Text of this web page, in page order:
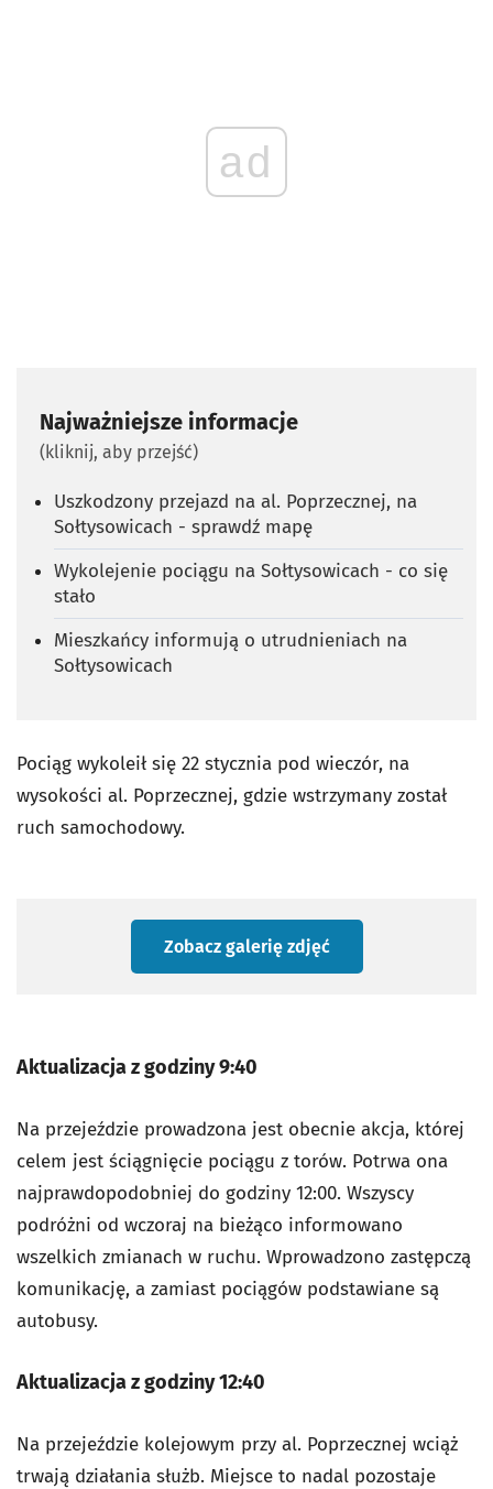
ad
Najważniejsze informacje
(kliknij, aby przejść)
Uszkodzony przejazd na al. Poprzecznej, na
Sołtysowicach - sprawdź mapę
Wykolejenie pociągu na Sołtysowicach - co się
stało
Mieszkańcy informują o utrudnieniach na
Sołtysowicach
Pociąg wykoleił się 22 stycznia pod wieczór, na
wysokości al. Poprzecznej, gdzie wstrzymany został
ruch samochodowy.
Zobacz galerię zdjęć
Aktualizacja z godziny 9:40
Na przejeździe prowadzona jest obecnie akcja, której
celem jest ściągnięcie pociągu z torów. Potrwa ona
najprawdopodobniej do godziny 12:00. Wszyscy
podróżni od wczoraj na bieżąco informowano
wszelkich zmianach w ruchu. Wprowadzono zastępczą
komunikację, a zamiast pociągów podstawiane są
autobusy.
Aktualizacja z godziny 12:40
Na przejeździe kolejowym przy al. Poprzecznej wciąż
trwają działania służb. Miejsce to nadal pozostaje